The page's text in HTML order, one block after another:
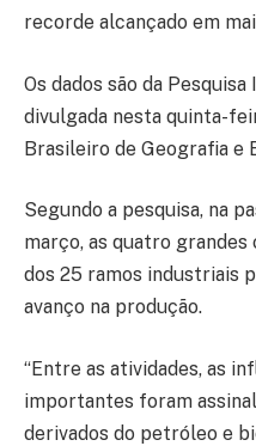
recorde alcançado em
Os dados são da
divulgada nesta quinta-
Brasileiro de Geografia e
Segundo a pesquisa, na
março, as quatro
dos 25 ramos industriais
avanço na produção.
“Entre as atividades, as
importantes foram
derivados do petróleo e